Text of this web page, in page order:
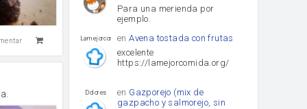
Para una merienda por
ejemplo.
lamejorcomida
enAvena tostada con frutas
excelente
https://lamejorcomida.org/
Dolores en Gazporejo (mix de
gazpacho y salmorejo, sin